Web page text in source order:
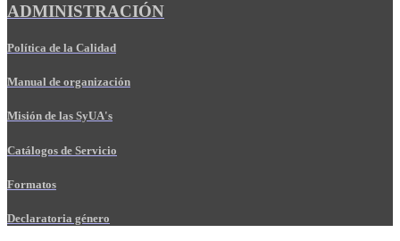
ADMINISTRACIÓN
Política de la Calidad
Manual de organización
Misión de las SyUA's
Catálogos de Servicio
Formatos
Declaratoria género